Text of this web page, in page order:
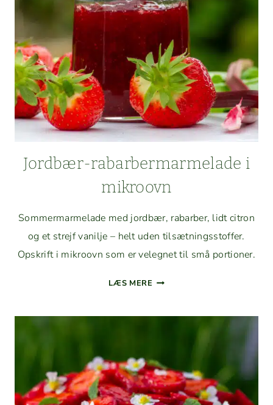
MINUTTER)
Jord­bær-rabar­ber­marme­lade i
mikroovn
Som­mer­marme­lade med jord­bær, rabar­ber, lidt cit­ron
og et stre­jf vanil­je – helt uden tilsæt­ningsstof­fer.
Opskrift i mikroovn som er veleg­net til små portioner.
LÆS MERE JORD­
I
MIKROOVN